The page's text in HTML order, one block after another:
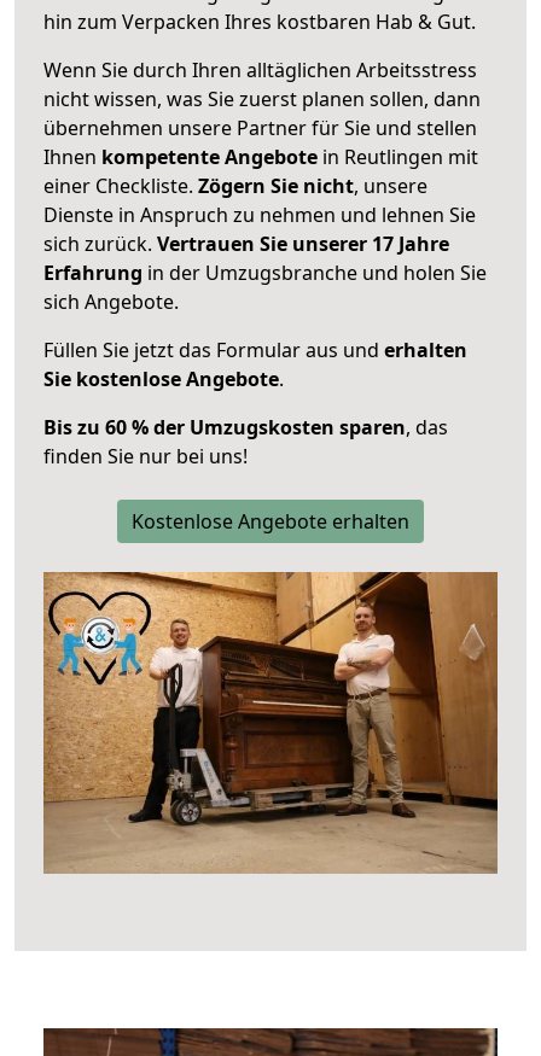
hin zum Verpacken Ihres kostbaren Hab & Gut.
Wenn Sie durch Ihren alltäglichen Arbeitsstress
nicht wissen, was Sie zuerst planen sollen, dann
übernehmen unsere Partner für Sie und stellen
Ihnen kompetente Angebote in Reutlingen mit
einer Checkliste. Zögern Sie nicht, unsere
Dienste in Anspruch zu nehmen und lehnen Sie
sich zurück. Vertrauen Sie unserer 17 Jahre
Erfahrung in der Umzugsbranche und holen Sie
sich Angebote.
Füllen Sie jetzt das Formular aus und erhalten
Sie kostenlose Angebote.
Bis zu 60 % der Umzugskosten sparen, das
finden Sie nur bei uns!
Kostenlose Angebote erhalten